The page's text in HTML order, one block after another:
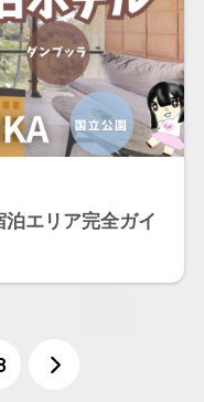
エリア完全ガイ